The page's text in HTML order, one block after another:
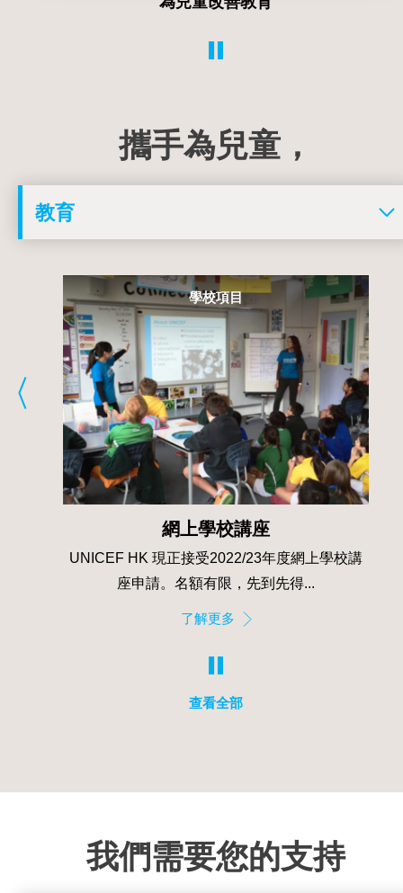
攜手為兒童，
查看全部
學校項目
正接受2022/23年度網上學校講
名額有限，先到先得...
青年項
UNICEF HK於2021年
「童心‧童聽」兒童電台
我們需要您的支持